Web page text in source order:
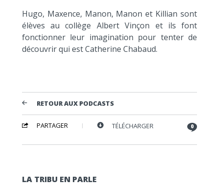
Hugo, Maxence, Manon, Manon et Killian sont
élèves au collège Albert Vinçon et ils font
fonctionner leur imagination pour tenter de
découvrir qui est Catherine Chabaud.
RETOUR AUX PODCASTS
PARTAGER TÉLÉCHARGER 0
LA TRIBU EN PARLE